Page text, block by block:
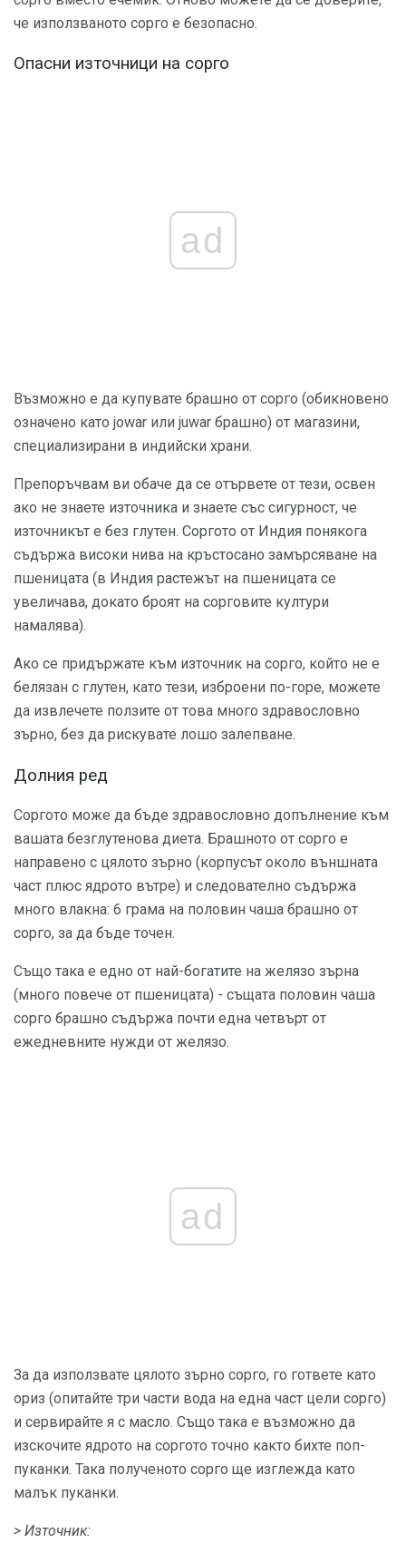
че използваното сорго е безопасно.
Опасни източници на сорго
ad
Възможно е да купувате брашно от сорго (обикновено
означено като jowar или juwar брашно) от магазини,
специализирани в индийски храни.
Препоръчвам ви обаче да се отървете от тези, освен
ако не знаете източника и знаете със сигурност, че
източникът е без глутен. Соргото от Индия понякога
съдържа високи нива на кръстосано замърсяване на
пшеницата (в Индия растежът на пшеницата се
увеличава, докато броят на сорговите култури
намалява).
Ако се придържате към източник на сорго, който не е
белязан с глутен, като тези, изброени по-горе, можете
да извлечете ползите от това много здравословно
зърно, без да рискувате лошо залепване.
Долния ред
Соргото може да бъде здравословно допълнение към
вашата безглутенова диета. Брашното от сорго е
направено с цялото зърно (корпусът около външната
част плюс ядрото вътре) и следователно съдържа
много влакна: 6 грама на половин чаша брашно от
сорго, за да бъде точен.
Също така е едно от най-богатите на желязо зърна
(много повече от пшеницата) - същата половин чаша
сорго брашно съдържа почти една четвърт от
ежедневните нужди от желязо.
ad
За да използвате цялото зърно сорго, го гответе като
ориз (опитайте три части вода на една част цели сорго)
и сервирайте я с масло. Също така е възможно да
изскочите ядрото на соргото точно както бихте поп-
пуканки. Така полученото сорго ще изглежда като
малък пуканки.
> Източник: